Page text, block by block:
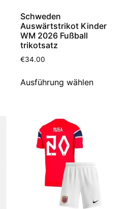
Schweden
Auswärtstrikot Kinder
WM 2026 Fußball
trikotsatz
€34.00
Ausführung wählen